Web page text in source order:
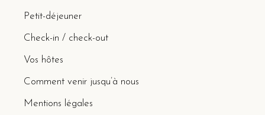
Petit-déjeuner
Check-in / check-out
Vos hôtes
Comment venir jusqu’à nous
Mentions légales